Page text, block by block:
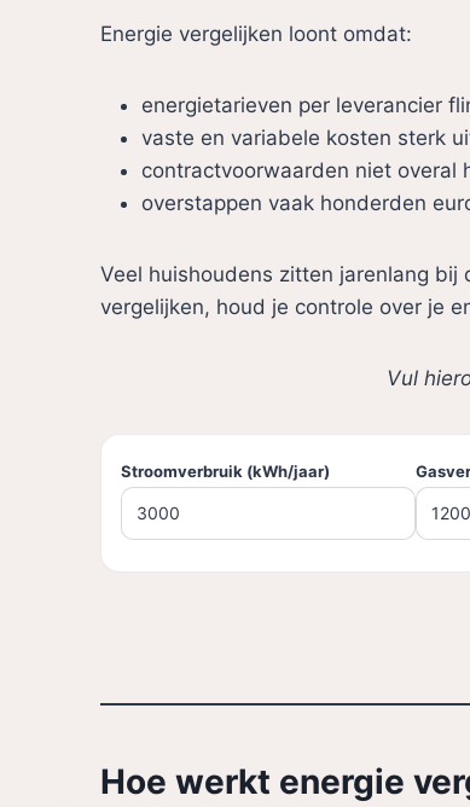
Energie vergelijken loont omdat:
energietarieven per leverancier
vaste en variabele kosten sterk
contractvoorwaarden niet overal
overstappen vaak honderden
Veel huishoudens zitten jarenlang
vergelijken, houd je controle over je
Vul
Stroomverbruik (kWh/jaar)
Hoe werkt energie